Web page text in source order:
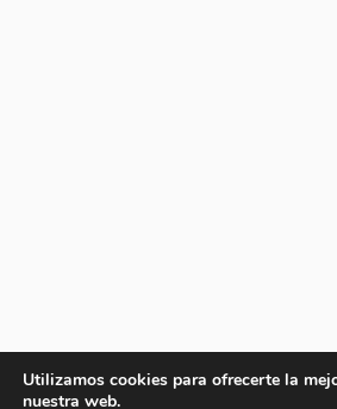
Utilizamos cookies para ofrecerte la
nuestra web.